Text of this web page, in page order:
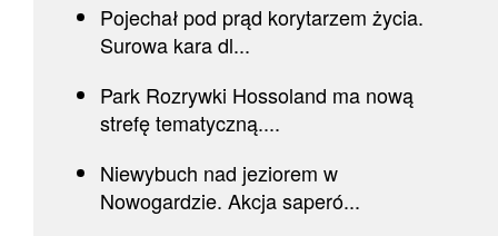
Pojechał pod prąd korytarzem życia.
Surowa kara dl...
Park Rozrywki Hossoland ma nową
strefę tematyczną....
Niewybuch nad jeziorem w
Nowogardzie. Akcja saperó...